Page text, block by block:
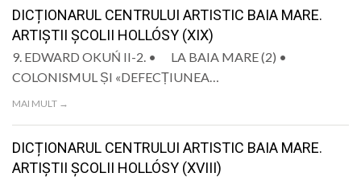
SANATATE
SPORT
SPECIAL
POLITIC
LIFE
DICȚIONARUL CENTRULUI ARTISTIC BAIA MARE.
ARTIȘTII ȘCOLII HOLLÓSY (XIX)
9. EDWARD OKUŃ II-2. • LA BAIA MARE (2) •
COLONISMUL ȘI «DEFECȚIUNEA…
MAI MULT →
DICȚIONARUL CENTRULUI ARTISTIC BAIA MARE.
ARTIȘTII ȘCOLII HOLLÓSY (XVIII)